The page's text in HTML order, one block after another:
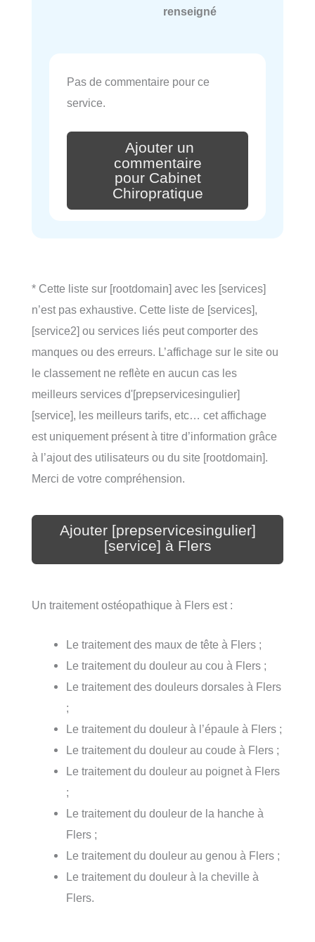
renseigné
Pas de commentaire pour ce
service.
Ajouter un
commentaire
pour Cabinet
Chiropratique
* Cette liste sur [rootdomain] avec les [services]
n’est pas exhaustive. Cette liste de [services],
[service2] ou services liés peut comporter des
manques ou des erreurs. L’affichage sur le site ou
le classement ne reflète en aucun cas les
meilleurs services d'[prepservicesingulier]
[service], les meilleurs tarifs, etc… cet affichage
est uniquement présent à titre d’information grâce
à l’ajout des utilisateurs ou du site [rootdomain].
Merci de votre compréhension.
Ajouter [prepservicesingulier]
[service] à Flers
Un traitement ostéopathique à Flers est :
Le traitement des maux de tête à Flers ;
Le traitement du douleur au cou à Flers ;
Le traitement des douleurs dorsales à Flers
;
Le traitement du douleur à l’épaule à Flers ;
Le traitement du douleur au coude à Flers ;
Le traitement du douleur au poignet à Flers
;
Le traitement du douleur de la hanche à
Flers ;
Le traitement du douleur au genou à Flers ;
Le traitement du douleur à la cheville à
Flers.